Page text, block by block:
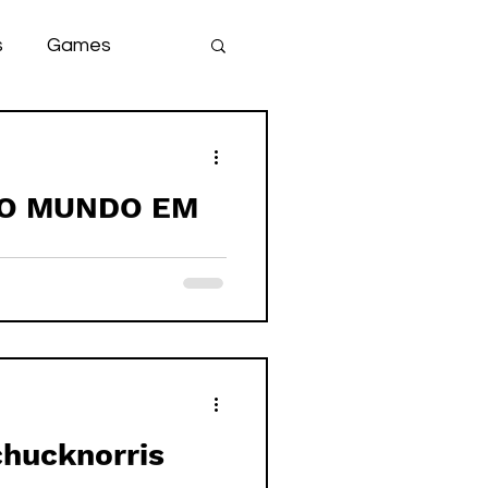
Games
MUNDO EM
nas Olimpíadas #chucknorris